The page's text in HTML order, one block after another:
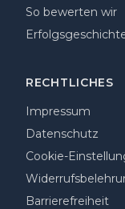
So bewerten wir
RECHTLICHES
Impressum
Datenschutz
Cookie-
Barrierefreiheit